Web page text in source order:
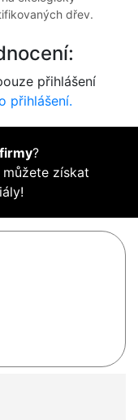
dřev.
přihlášení
přihlášení.
?
získat